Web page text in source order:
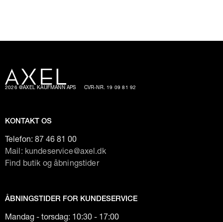
2026 @AXEL KAUFMANN APS CVR-NR. 19 09 81 92
KONTAKT OS
Telefon: 87 46 81 00
Mail: kundeservice@axel.dk
Find butik og åbningstider
ÅBNINGSTIDER FOR KUNDESERVICE
Mandag - torsdag: 10:30 - 17:00